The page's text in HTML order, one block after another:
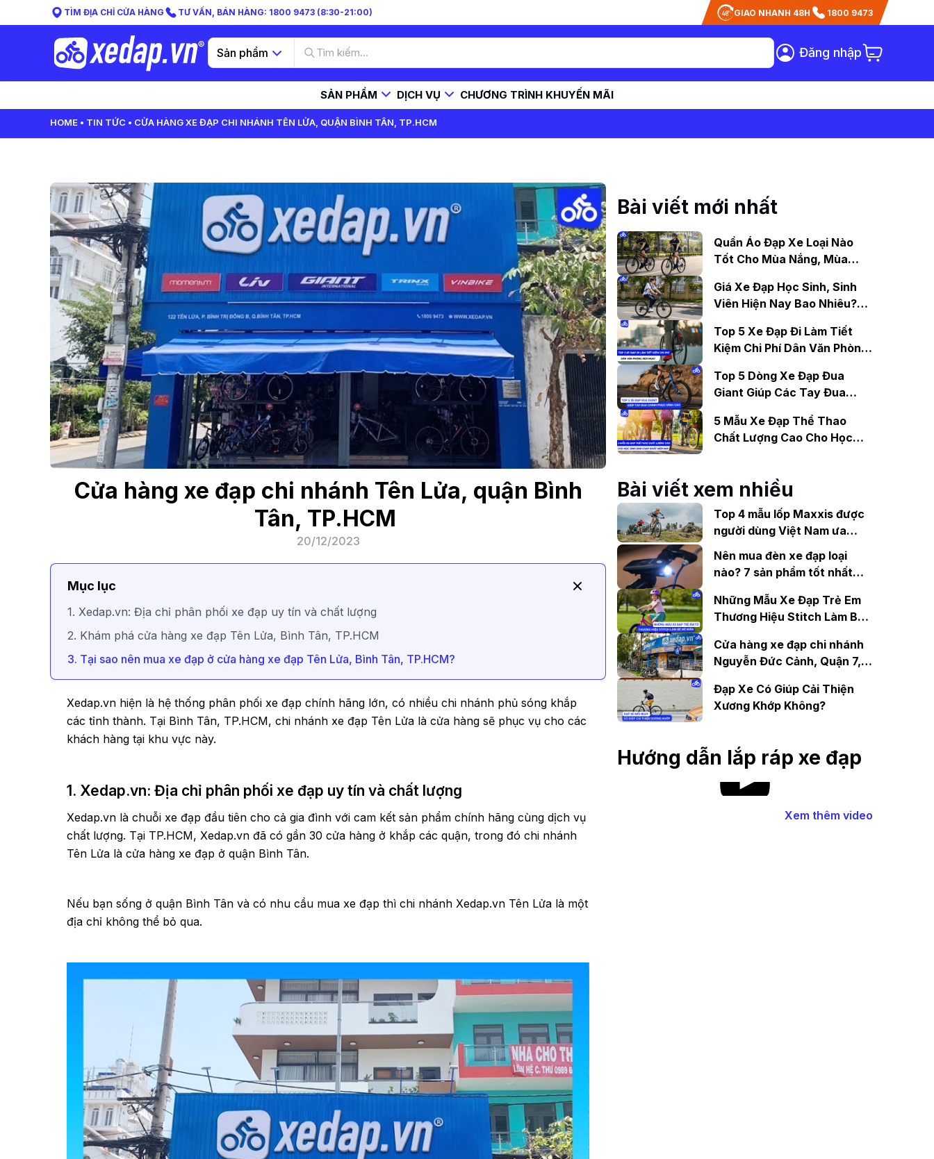
TÌM ĐỊA CHỈ CỬA HÀNG TƯ VẤN, BÁN HÀNG: 1800 9473 (8:30-21:00) GIAO NHANH 48H 1800 9473
Sản phẩm Đăng nhập
SẢN PHẨM DỊCH VỤ CHƯƠNG TRÌNH KHUYẾN MÃI
HOME TIN TỨC CỬA HÀNG XE ĐẠP CHI NHÁNH TÊN LỬA, QUẬN BÌNH TÂN, TP.HCM
Cửa hàng xe đạp chi nhánh Tên Lửa, quận Bình
Tân, TP.HCM
20/12/2023
Mục lục
1. Xedap.vn: Địa chỉ phân phối xe đạp uy tín và chất lượng
2. Khám phá cửa hàng xe đạp Tên Lửa, Bình Tân, TP.HCM
3. Tại sao nên mua xe đạp ở cửa hàng xe đạp Tên Lửa, Bình Tân, TP.HCM?
Xedap.vn hiện là hệ thống phân phối xe đạp chính hãng lớn, có nhiều chi nhánh phủ sóng khắp
các tỉnh thành. Tại Bình Tân, TP.HCM, chi nhánh xe đạp Tên Lửa là cửa hàng sẽ phục vụ cho các
khách hàng tại khu vực này.
1. Xedap.vn: Địa chỉ phân phối xe đạp uy tín và chất lượng
Xedap.vn là chuỗi xe đạp đầu tiên cho cả gia đình với cam kết sản phẩm chính hãng cùng dịch vụ
chất lượng. Tại TP.HCM, Xedap.vn đã có gần 30 cửa hàng ở khắp các quận, trong đó chi nhánh
Tên Lửa là cửa hàng xe đạp ở quận Bình Tân.
Nếu bạn sống ở quận Bình Tân và có nhu cầu mua xe đạp thì chi nhánh Xedap.vn Tên Lửa là một
địa chỉ không thể bỏ qua.
Bài viết mới nhất
Quần Áo Đạp Xe Loại Nào
Tốt Cho Mùa Nắng, Mùa
Giá Xe Đạp Học Sinh, Sinh
Viên Hiện Nay Bao Nhiêu?
Top 5 Xe Đạp Đi Làm Tiết
Kiệm Chi Phí Dân Văn Phòng
Top 5 Dòng Xe Đạp Đua
Giant Giúp Các Tay Đua
5 Mẫu Xe Đạp Thể Thao
Chất Lượng Cao Cho Học
Bài viết xem nhiều
Top 4 mẫu lốp Maxxis được
người dùng Việt Nam ưa
Nên mua đèn xe đạp loại
nào? 7 sản phẩm tốt nhất
Những Mẫu Xe Đạp Trẻ Em
Thương Hiệu Stitch Làm Bé
Cửa hàng xe đạp chi nhánh
Nguyễn Đức Cảnh, Quận 7,
Đạp Xe Có Giúp Cải Thiện
Xương Khớp Không?
Hướng dẫn lắp ráp xe đạp
Xem thêm video